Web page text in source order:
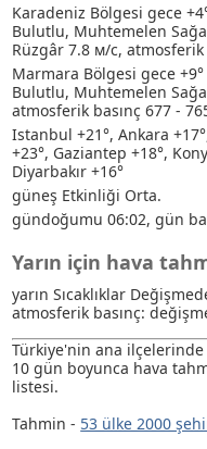
Karadeniz Bölgesi gece
Bulutlu, Muhtemelen
Rüzgâr 7.8 м/с,
Marmara Bölgesi gece
Bulutlu, Muhtemelen
atmosferik basınç 677 -
Istanbul +21°, Ankara
+23°, Gaziantep +18°,
Diyarbakır +16°
güneş Etkinliği Orta.
gündoğumu 06:02, gün
Yarın için hava
yarın Sıcaklıklar
atmosferik basınç:
Türkiye'nin ana
10 gün boyunca hava
listesi.
Tahmin - 53 ülke 2000